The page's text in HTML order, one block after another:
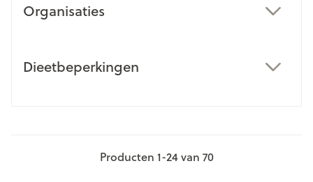
Organisaties
Dieetbeperkingen
Producten 1-24van 70